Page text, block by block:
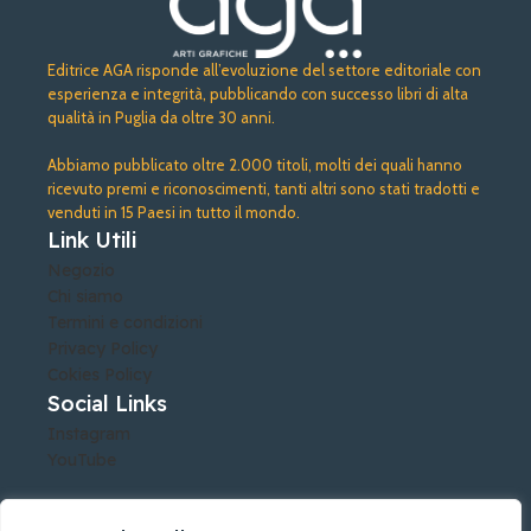
Editrice AGA risponde all’evoluzione del settore editoriale con
esperienza e integrità, pubblicando con successo libri di alta
qualità in Puglia da oltre 30 anni.
Abbiamo pubblicato oltre 2.000 titoli, molti dei quali hanno
ricevuto premi e riconoscimenti, tanti altri sono stati tradotti e
venduti in 15 Paesi in tutto il mondo.
Link Utili
Negozio
Chi siamo
Termini e condizioni
Privacy Policy
Cokies Policy
Social Links
Instagram
YouTube